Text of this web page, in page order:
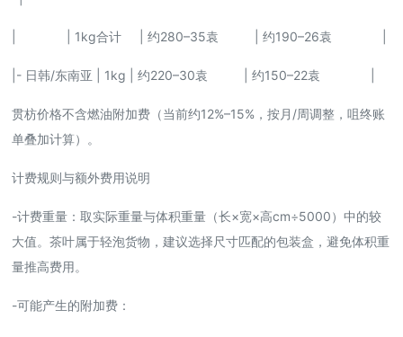
| | 1kg合计 | 约280–35袁 | 约190–26袁 |
|- 日韩/东南亚 | 1kg | 约220–30袁 | 约150–22袁 |
贯枋价格不含燃油附加费（当前约12%–15%，按月/周调整，咀终账
单叠加计算）。
计费规则与额外费用说明
-计费重量：取实际重量与体积重量（长×宽×高cm÷5000）中的较
大值。茶叶属于轻泡货物，建议选择尺寸匹配的包装盒，避免体积重
量推高费用。
-可能产生的附加费：